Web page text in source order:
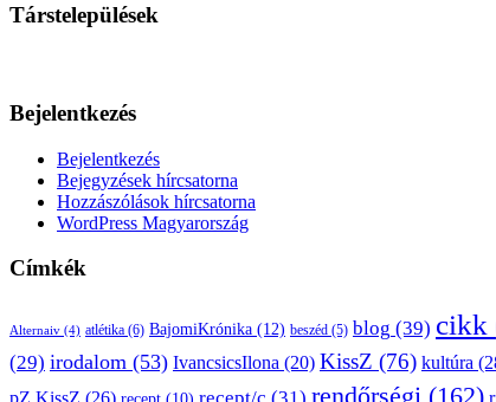
Társtelepülések
Bejelentkezés
Bejelentkezés
Bejegyzések hírcsatorna
Hozzászólások hírcsatorna
WordPress Magyarország
Címkék
Alternaiv (4) atlétika (6) BajomiKrónika (12) beszéd (5) blog (39) cikk
(29) irodalom (53) IvancsicsIlona (20) KissZ (76) kultúra
rendőrségi (162)